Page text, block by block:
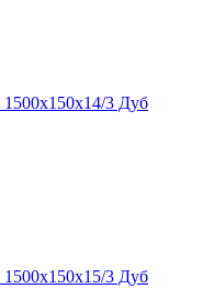
3 Дуб
3 Дуб